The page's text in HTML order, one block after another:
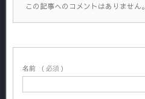
この記事へのコメントはありません。
名前 ( 必須 )